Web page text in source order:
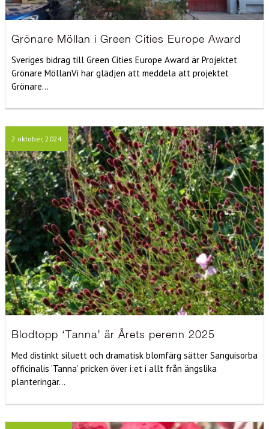
Grönare Möllan i Green Cities Europe Award
Sveriges bidrag till Green Cities Europe Award är Projektet
Grönare MöllanVi har glädjen att meddela att projektet
Grönare...
2 oktober, 2024
Blodtopp ‘Tanna’ är Årets perenn 2025
Med distinkt siluett och dramatisk blomfärg sätter Sanguisorba
officinalis ’Tanna’ pricken över i:et i allt från ängslika
planteringar...